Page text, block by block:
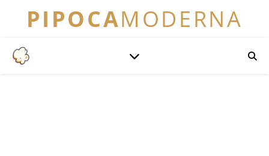
PIPOCAMODERNA